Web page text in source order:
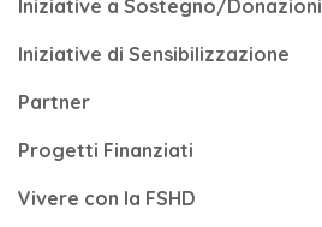
Iniziative a Sostegno/Donazioni
Iniziative di Sensibilizzazione
Partner
Progetti Finanziati
Vivere con la FSHD